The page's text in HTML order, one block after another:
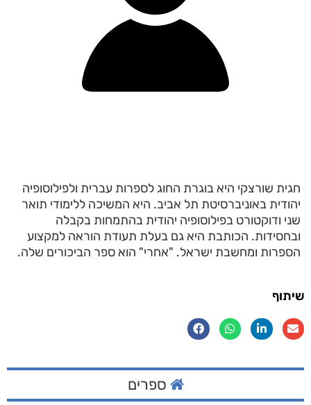
חגית שורצקי היא בוגרת החוג לספרות עברית ולפילוסופיה
יהודית באוניברסיטת תל אביב. היא המשיכה ללימודי תואר
שני ודוקטורט בפילוסופיה יהודית בהתמחות בקבלה
ובחסידות. הכותבת היא גם בעלת תעודת הוראה למקצוע
הספרות ומחשבת ישראל. "אחרי" הוא ספר הביכורים שלה.
שיתוף
ספרים